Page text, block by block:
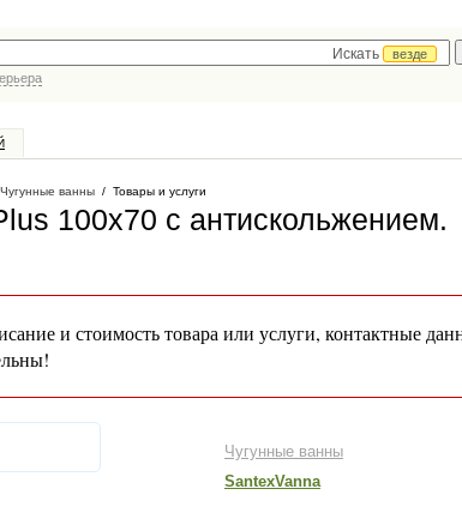
Искать
везде
Чугунные ванны / Товары и услуги
100x70 с антискольжением.
и стоимость товара или услуги, контактные
Чугунные ванны
SantexVanna